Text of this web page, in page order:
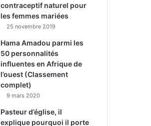
contraceptif naturel pour
les femmes mariées
25 novembre 2019
Hama Amadou parmi les
50 personnalités
influentes en Afrique de
l’ouest (Classement
complet)
9 mars 2020
Pasteur d’église, il
explique pourquoi il porte